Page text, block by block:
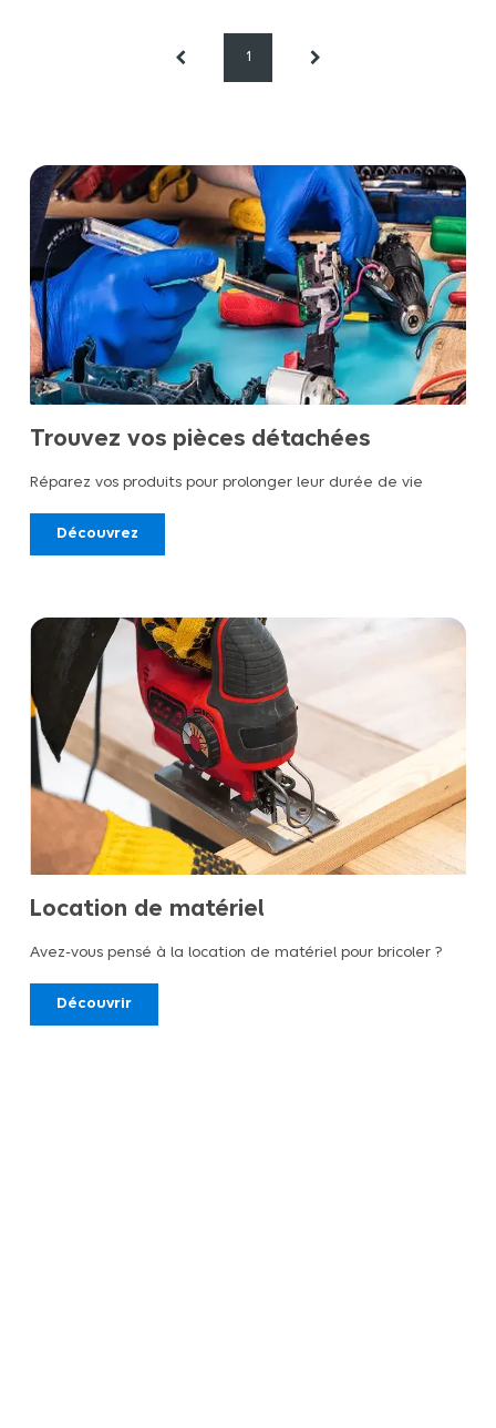
1
Trouvez vos pièces détachées
Réparez vos produits pour prolonger leur durée de vie
Découvrez
Location de matériel
Avez-vous pensé à la location de matériel pour bricoler ?
Découvrir